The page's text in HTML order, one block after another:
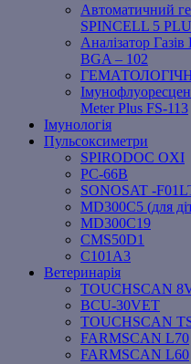
Автоматичний
SPINCELL 5
Аналізатор
BGA – 102
Meter Plus FS-113
Імунологія
Пульсоксиметри
SPIRODOC OXI
PC-66B
SONOSAT -
MD300C5 (для
MD300C19
СMS50D1
С101A3
Ветеринарія
TOUCHSCAN
BCU-30VET
TOUCHSCAN
FARMSCAN L70
FARMSCAN L60